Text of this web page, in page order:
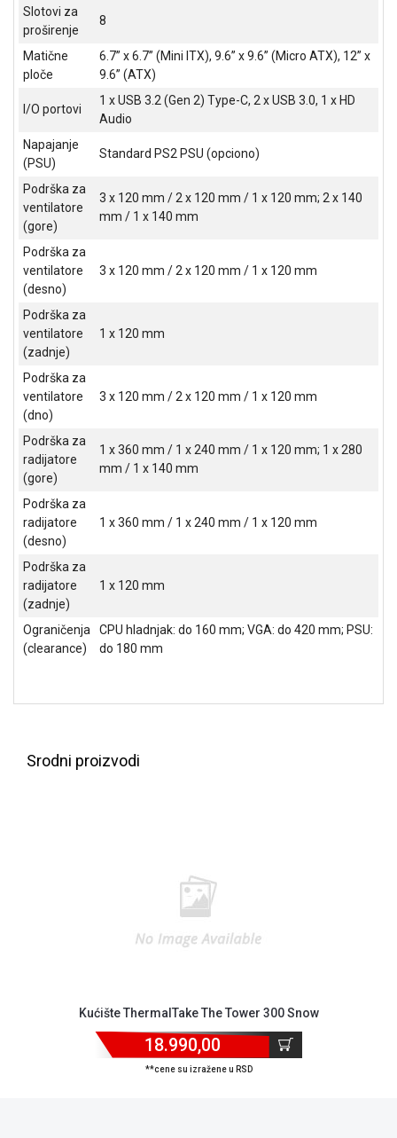
ALAT I
BAŠTA
OUTLET
KRIPTO
IGRAČKE
Slotovi za
proširenje
8
Matične
ploče
6.7” x 6.7” (Mini ITX), 9.6” x 9.6” (Micro ATX), 12” x
9.6” (ATX)
I/O portovi
1 x USB 3.2 (Gen 2) Type-C, 2 x USB 3.0, 1 x HD
Audio
Napajanje
(PSU)
Standard PS2 PSU (opciono)
Podrška za
ventilatore
(gore)
3 x 120 mm / 2 x 120 mm / 1 x 120 mm; 2 x 140
mm / 1 x 140 mm
Podrška za
ventilatore
(desno)
3 x 120 mm / 2 x 120 mm / 1 x 120 mm
Podrška za
ventilatore
(zadnje)
1 x 120 mm
Podrška za
ventilatore
(dno)
3 x 120 mm / 2 x 120 mm / 1 x 120 mm
Podrška za
radijatore
(gore)
1 x 360 mm / 1 x 240 mm / 1 x 120 mm; 1 x 280
mm / 1 x 140 mm
Podrška za
radijatore
(desno)
1 x 360 mm / 1 x 240 mm / 1 x 120 mm
Podrška za
radijatore
(zadnje)
1 x 120 mm
Ograničenja
(clearance)
CPU hladnjak: do 160 mm; VGA: do 420 mm; PSU:
do 180 mm
Srodni proizvodi
Kućište ThermalTake The Tower 300 Snow
18.990,00
**cene su izražene u RSD